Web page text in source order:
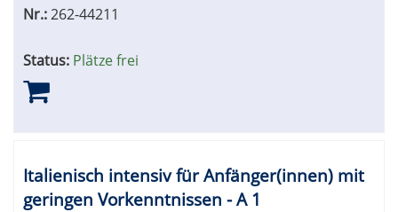
Nr.:262-44211
Status: Plätze frei
Italienisch intensiv für Anfänger(innen) mit
geringen Vorkenntnissen - A 1